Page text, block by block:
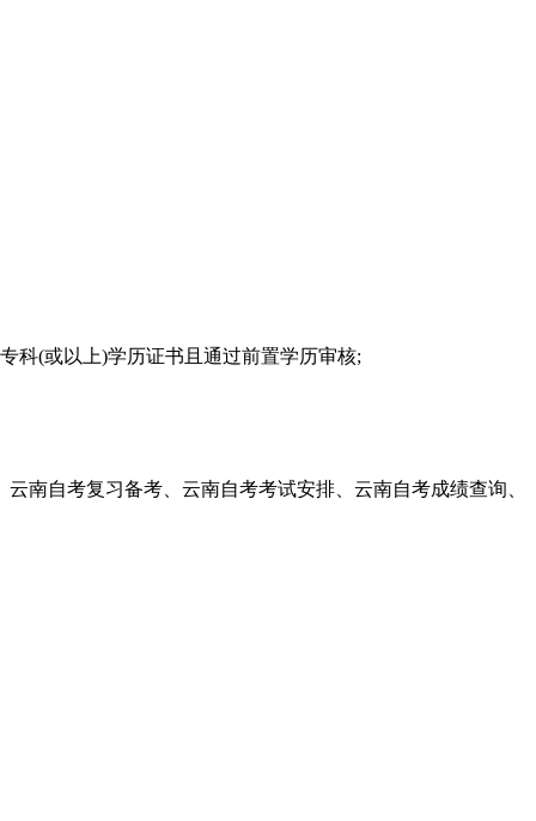
(或以上)学历证书且通过前置学历审核;
南自考复习备考、云南自考考试安排、云南自考成绩查询、